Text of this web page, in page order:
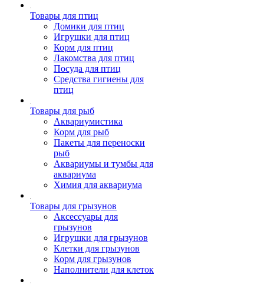
Товары для птиц
Домики для птиц
Игрушки для птиц
Корм для птиц
Лакомства для птиц
Посуда для птиц
Средства гигиены для
птиц
Товары для рыб
Аквариумистика
Корм для рыб
Пакеты для переноски
рыб
Аквариумы и тумбы для
аквариума
Химия для аквариума
Товары для грызунов
Аксессуары для
грызунов
Игрушки для грызунов
Клетки для грызунов
Корм для грызунов
Наполнители для клеток